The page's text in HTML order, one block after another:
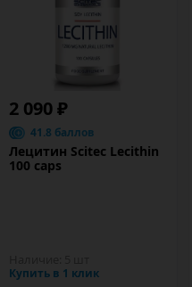
2 090 ₽
41.8 баллов
Лецитин Scitec Lecithin
100 caps
Купить в 1 клик